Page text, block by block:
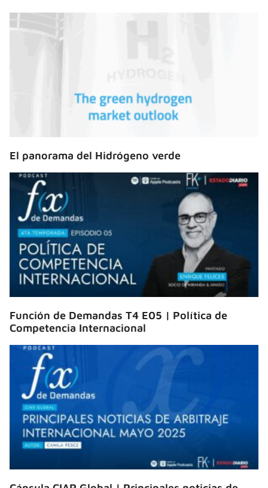
El panorama del Hidrógeno verde
Función de Demandas T4 E05 | Política de
Competencia Internacional